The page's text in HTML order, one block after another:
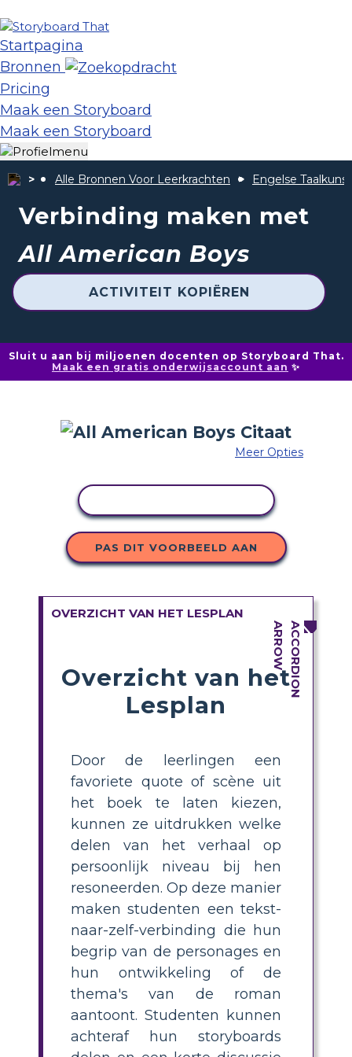
Startpagina
Bronnen
Pricing
Maak een Storyboard
Maak een Storyboard
Alle Bronnen Voor Leerkrachten Engelse Taalkunst
Verbinding maken met
All American Boys
ACTIVITEIT KOPIËREN
Sluit u aan bij miljoenen docenten op Storyboard That.
Maak een gratis onderwijsaccount aan ✨
Meer Opties
PAS DIT VOORBEELD AAN
OVERZICHT VAN HET LESPLAN
Overzicht van het
Lesplan
Door de leerlingen een
favoriete quote of scène uit
het boek te laten kiezen,
kunnen ze uitdrukken welke
delen van het verhaal op
persoonlijk niveau bij hen
resoneerden. Op deze manier
maken studenten een tekst-
naar-zelf-verbinding die hun
begrip van de personages en
hun ontwikkeling of de
thema's van de roman
aantoont. Studenten kunnen
achteraf hun storyboards